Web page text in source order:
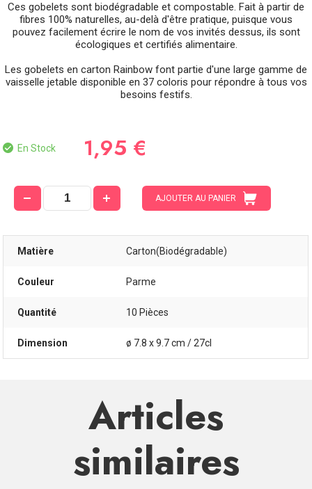
Ces gobelets sont biodégradable et compostable. Fait à partir de
fibres 100% naturelles, au-delà d'être pratique, puisque vous
pouvez facilement écrire le nom de vos invités dessus, ils sont
écologiques et certifiés alimentaire.
Les gobelets en carton Rainbow font partie d'une large gamme de
vaisselle jetable disponible en 37 coloris pour répondre à tous vos
besoins festifs.
En Stock 1,95 €
AJOUTER AU PANIER
Matière Carton(Biodégradable)
Couleur Parme
Quantité 10 Pièces
Dimension ø 7.8 x 9.7 cm / 27cl
Articles
similaires